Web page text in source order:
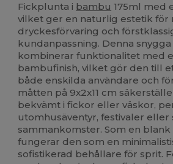
Fickplunta i bambu 175ml med
vilket ger en naturlig estetik för
dryckesförvaring och
kundanpassning. Denna snygga
kombinerar funktionalitet med
bambufinish, vilket gör den till
både enskilda användare och
måtten på 9x2x11 cm
bekvämt i fickor eller väskor,
utomhusäventyr, festivaler eller
sammankomster. Som en
fungerar den som en
sofistikerad behållare för sprit.